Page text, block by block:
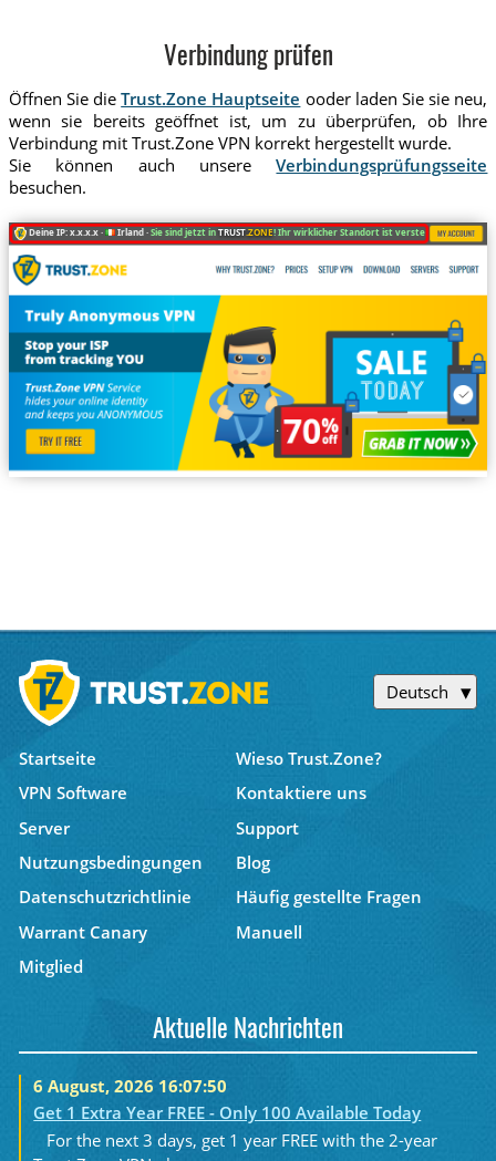
Verbindung prüfen
Öffnen Sie dieTrust.Zone Hauptseite ooder laden Sie sie neu,
wenn sie bereits geöffnet ist, um zu überprüfen, ob Ihre
Verbindung mit Trust.Zone VPN korrekt hergestellt wurde.
Sie können auch unsereVerbindungsprüfungsseite
besuchen.
Deine IP: x.x.x.x · Irland ·Sie sind jetzt inTRUST.ZONE! Ihr wirklicher Standort ist versteckt!
Deutsch
Startseite
Wieso Trust.Zone?
VPN Software
Kontaktiere uns
Server
Support
Nutzungsbedingungen
Blog
Datenschutzrichtlinie
Häufig gestellte Fragen
Warrant Canary
Manuell
Mitglied
Aktuelle Nachrichten
6 August, 2026 16:07:50
Get 1 Extra Year FREE - Only 100 Available Today
For the next 3 days, get 1 year FREE with the 2-year